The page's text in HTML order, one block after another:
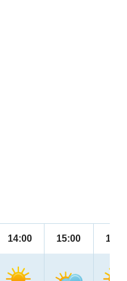
14:00 15:00 16:00